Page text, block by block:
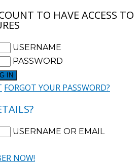
TO HAVE ACCESS TO
USERNAME
PASSWORD
FORGOT YOUR PASSWORD?
USERNAME OR EMAIL
NOW!